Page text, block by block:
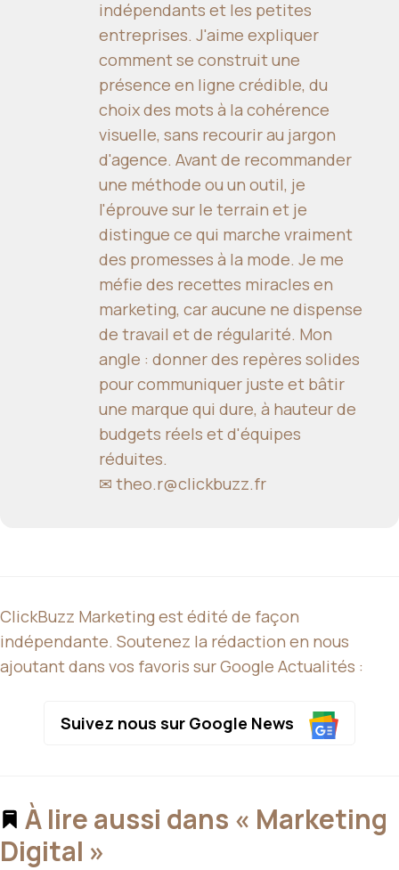
indépendants et les petites
entreprises. J'aime expliquer
comment se construit une
présence en ligne crédible, du
choix des mots à la cohérence
visuelle, sans recourir au jargon
d'agence. Avant de recommander
une méthode ou un outil, je
l'éprouve sur le terrain et je
distingue ce qui marche vraiment
des promesses à la mode. Je me
méfie des recettes miracles en
marketing, car aucune ne dispense
de travail et de régularité. Mon
angle : donner des repères solides
pour communiquer juste et bâtir
une marque qui dure, à hauteur de
budgets réels et d'équipes
réduites.
✉ theo.r@clickbuzz.fr
ClickBuzz Marketing est édité de façon
indépendante. Soutenez la rédaction en nous
ajoutant dans vos favoris sur Google Actualités :
Suivez nous sur Google News
À lire aussi dans « Marketing
Digital »